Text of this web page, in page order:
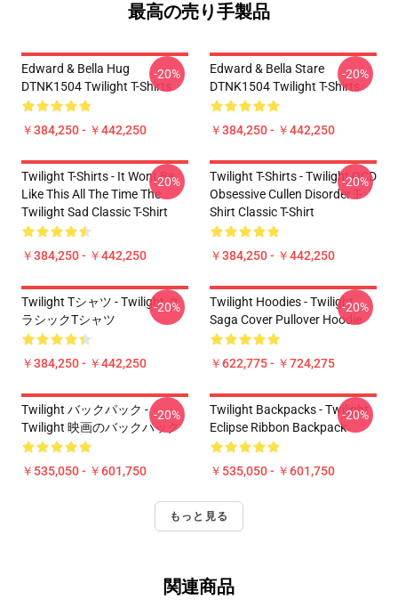
最高の売り手製品
Edward & Bella Hug
DTNK1504 Twilight T-Shirts
￥384,250 - ￥442,250
-20%
Edward & Bella Stare
DTNK1504 Twilight T-Shirts
￥384,250 - ￥442,250
-20%
Twilight T-Shirts - It Wont Be
Like This All The Time The
Twilight Sad Classic T-Shirt
￥384,250 - ￥442,250
-20%
Twilight T-Shirts - Twilight OCD
Obsessive Cullen Disorder T-
Shirt Classic T-Shirt
￥384,250 - ￥442,250
-20%
Twilight Tシャツ - Twilight ク
ラシックTシャツ
￥384,250 - ￥442,250
-20%
Twilight Hoodies - Twilight
Saga Cover Pullover Hoodie
￥622,775 - ￥724,275
-20%
Twilight バックパック -
Twilight 映画のバックパック
￥535,050 - ￥601,750
-20%
Twilight Backpacks - Twilight
Eclipse Ribbon Backpack
￥535,050 - ￥601,750
-20%
もっと見る
関連商品